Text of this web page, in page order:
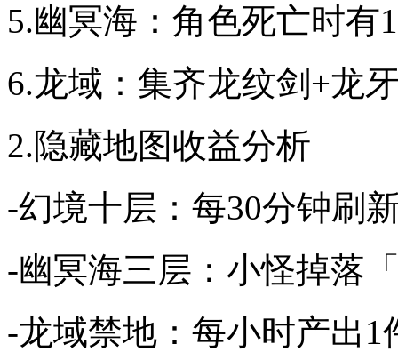
5.幽冥海：角色死亡时有
6.龙域：集齐龙纹剑+龙
2.隐藏地图收益分析
-幻境十层：每30分钟刷
-幽冥海三层：小怪掉落
-龙域禁地：每小时产出1